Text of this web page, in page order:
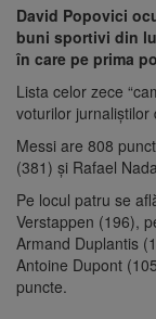
David Popovici
buni sportivi din
în care pe prima
Lista celor zece
voturilor jurnaliştilor
Messi are 808
(381) şi Rafael
Pe locul patru se
Verstappen (196),
Armand Duplantis
Antoine Dupont
puncte.